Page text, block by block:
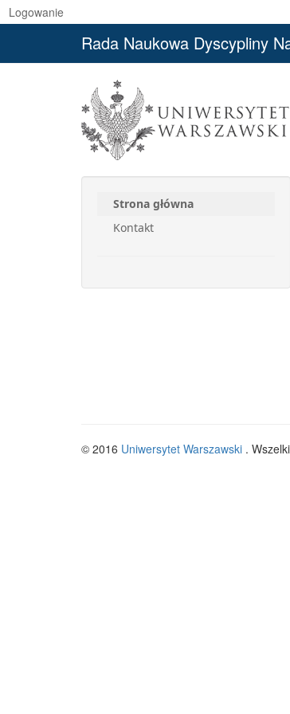
Logowanie
Rada Naukowa Dyscypliny
Strona główna
Kontakt
© 2016 Uniwersytet Warszawski .